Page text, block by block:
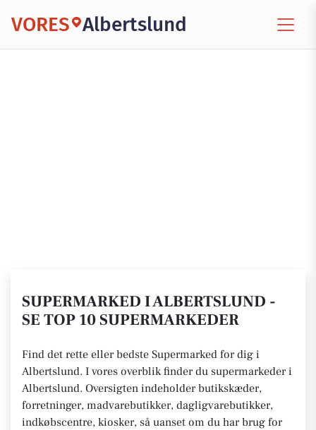
VORES Albertslund
SUPERMARKED I ALBERTSLUND -
SE TOP 10 SUPERMARKEDER
Find det rette eller bedste Supermarked for dig i
Albertslund. I vores overblik finder du supermarkeder i
Albertslund. Oversigten indeholder butikskæder,
forretninger, madvarebutikker, dagligvarebutikker,
indkøbscentre, kiosker, så uanset om du har brug for